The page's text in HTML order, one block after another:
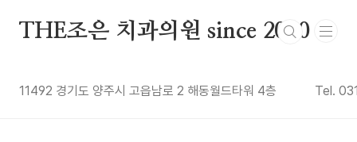
THE조은 치과의원 since 2010
11492 경기도 양주시 고읍남로 2 해동월드타워 4층 Tel.